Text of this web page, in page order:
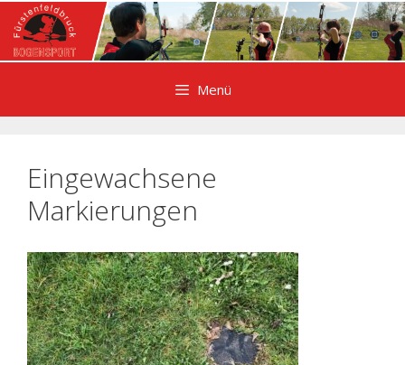
Zum
Inhalt
springen
Menü
Eingewachsene
Markierungen